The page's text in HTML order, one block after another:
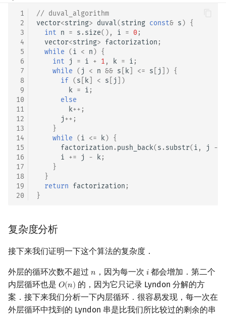
1
2
3
4
5
6
7
8
9
10
11
12
13
14
15
16
17
18
19
20
// duval_algorithm
vector<string> duval(string const& s) {
int n = s .size(), i = 0;
vector<string> factorization ;
while (i < n) {
int
j = i + 1 , k = i ;
while ( j < n && s k <= s j ]) {
if (s k < s j
])
k = i ;
else
k++ ;
j++ ;
}
while (i <= k) {
factorization .push_back(s .substr(i , j -
i += j - k;
}
}
return factorization ;
}
复杂度分析
接下来我们证明一下这个算法的复杂度．
外层的循环次数不超过 𝑛
n ，因为每一次 𝑖
i 都会增加．第二个
内层循环也是 𝑂(𝑛)
O(n) 的，因为它只记录 Lyndon 分解的方
案．接下来我们分析一下内层循环．很容易发现，每一次在
外层循环中找到的 Lyndon 串是比我们所比较过的剩余的串